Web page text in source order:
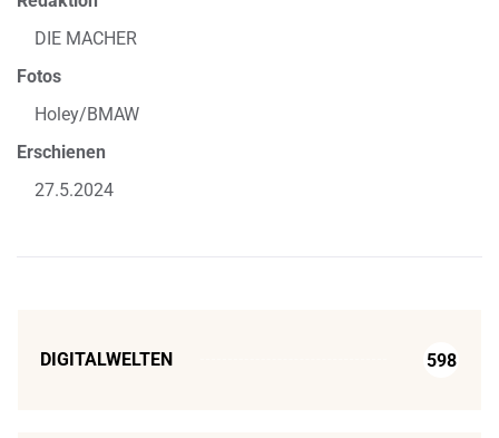
DIE MACHER
Fotos
Holey/BMAW
Erschienen
27.5.2024
DIGITALWELTEN 598